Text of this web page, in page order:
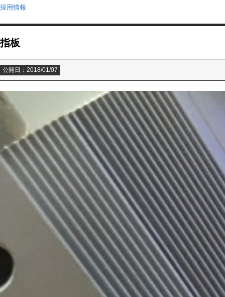
採用情報
指板
公開日：2018/01/07